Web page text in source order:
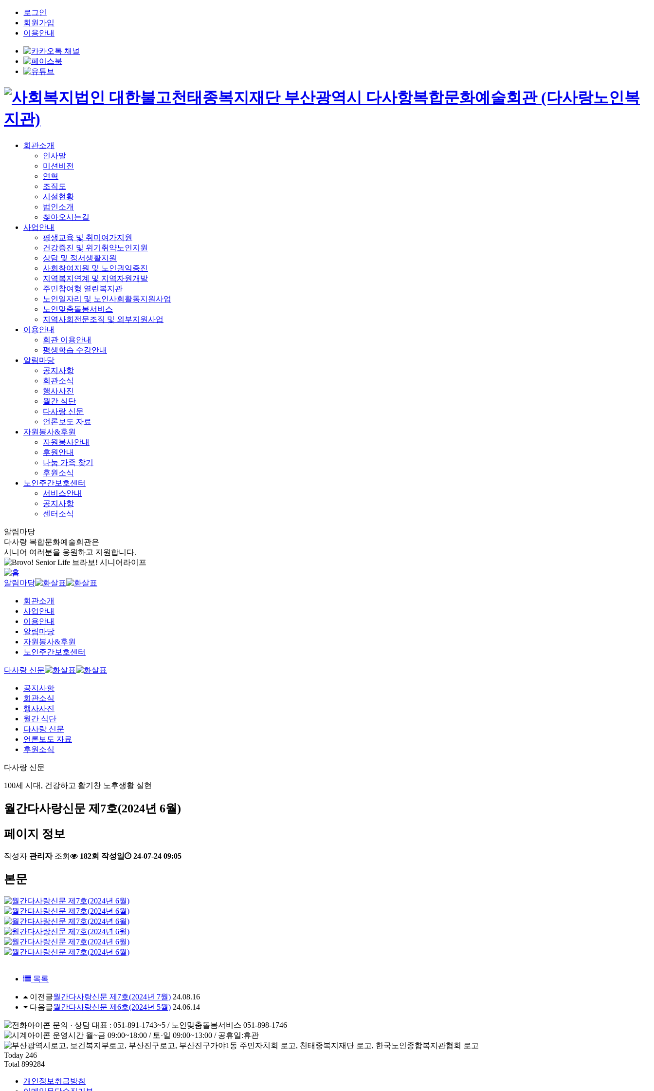
로그인
회원가입
이용안내
회관소개
인사말
미션비전
연혁
조직도
시설현황
법인소개
찾아오시는길
사업안내
평생교육 및 취미여가지원
건강증진 및 위기취약노인지원
상담 및 정서생활지원
사회참여지원 및 노인권익증진
지역복지연계 및 지역자원개발
주민참여형 열린복지관
노인일자리 및 노인사회활동지원사업
노인맞춤돌봄서비스
지역사회전문조직 및 외부지원사업
이용안내
회관 이용안내
평생학습 수강안내
알림마당
공지사항
회관소식
행사사진
월간 식단
다사랑 신문
언론보도 자료
자원봉사&후원
자원봉사안내
후원안내
나눔 가족 찾기
후원소식
노인주간보호센터
서비스안내
공지사항
센터소식
알림마당
다사랑 복합문화예술회관은
시니어 여러분을 응원하고 지원합니다.
알림마당
회관소개
사업안내
이용안내
알림마당
자원봉사&후원
노인주간보호센터
다사랑 신문
공지사항
회관소식
행사사진
월간 식단
다사랑 신문
언론보도 자료
후원소식
다사랑 신문
100세 시대, 건강하고 활기찬 노후생활 실현
월간다사랑신문 제7호(2024년 6월)
페이지 정보
작성자 관리자 조회 182회 작성일 24-07-24 09:05
본문
목록
이전글월간다사랑신문 제7호(2024년 7월) 24.08.16
다음글월간다사랑신문 제6호(2024년 5월) 24.06.14
문의 · 상담 대표 : 051-891-1743~5 / 노인맞춤돌봄서비스 051-898-1746
운영시간 월~금 09:00~18:00 / 토·일 09:00~13:00 / 공휴일:휴관
Today 246
Total 899284
개인정보취급방침